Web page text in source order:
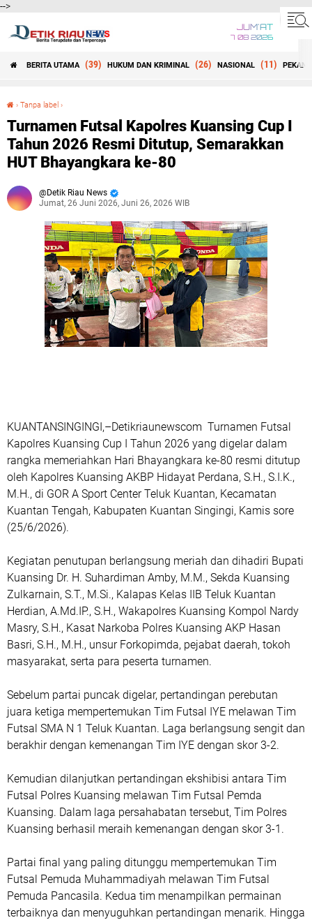
-->
JUM'AT
7 08 2026
BERITA UTAMA (39) HUKUM DAN KRIMINAL (26) NASIONAL (11)
› Tanpa label ›
Turnamen Futsal Kapolres Kuansing Cup I
Tahun 2026 Resmi Ditutup, Semarakkan
HUT Bhayangkara ke-80
Detik Riau News
Jumat, 26 Juni 2026, Juni 26, 2026 WIB
KUANTANSINGINGI,–Detikriaunewscom Turnamen Futsal
Kapolres Kuansing Cup I Tahun 2026 yang digelar dalam
rangka memeriahkan Hari Bhayangkara ke-80 resmi ditutup
oleh Kapolres Kuansing AKBP Hidayat Perdana, S.H., S.I.K.,
M.H., di GOR A Sport Center Teluk Kuantan, Kecamatan
Kuantan Tengah, Kabupaten Kuantan Singingi, Kamis sore
(25/6/2026).
Kegiatan penutupan berlangsung meriah dan dihadiri Bupati
Kuansing Dr. H. Suhardiman Amby, M.M., Sekda Kuansing
Zulkarnain, S.T., M.Si., Kalapas Kelas IIB Teluk Kuantan
Herdian, A.Md.IP., S.H., Wakapolres Kuansing Kompol Nardy
Masry, S.H., Kasat Narkoba Polres Kuansing AKP Hasan
Basri, S.H., M.H., unsur Forkopimda, pejabat daerah, tokoh
masyarakat, serta para peserta turnamen.
Sebelum partai puncak digelar, pertandingan perebutan
juara ketiga mempertemukan Tim Futsal IYE melawan Tim
Futsal SMA N 1 Teluk Kuantan. Laga berlangsung sengit dan
berakhir dengan kemenangan Tim IYE dengan skor 3-2.
Kemudian dilanjutkan pertandingan ekshibisi antara Tim
Futsal Polres Kuansing melawan Tim Futsal Pemda
Kuansing. Dalam laga persahabatan tersebut, Tim Polres
Kuansing berhasil meraih kemenangan dengan skor 3-1.
Partai final yang paling ditunggu mempertemukan Tim
Futsal Pemuda Muhammadiyah melawan Tim Futsal
Pemuda Pancasila. Kedua tim menampilkan permainan
terbaiknya dan menyuguhkan pertandingan menarik. Hingga